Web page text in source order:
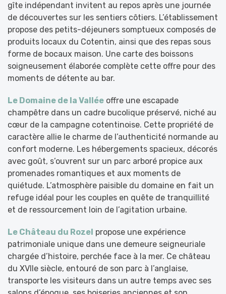
gîte indépendant invitent au repos après une journée
de découvertes sur les sentiers côtiers. L’établissement
propose des petits-déjeuners somptueux composés de
produits locaux du Cotentin, ainsi que des repas sous
forme de bocaux maison. Une carte des boissons
soigneusement élaborée complète cette offre pour des
moments de détente au bar.
Le Domaine de la Vallée offre une escapade
champêtre dans un cadre bucolique préservé, niché au
cœur de la campagne cotentinoise. Cette propriété de
caractère allie le charme de l’authenticité normande au
confort moderne. Les hébergements spacieux, décorés
avec goût, s’ouvrent sur un parc arboré propice aux
promenades romantiques et aux moments de
quiétude. L’atmosphère paisible du domaine en fait un
refuge idéal pour les couples en quête de tranquillité
et de ressourcement loin de l’agitation urbaine.
Le Château du Rozel propose une expérience
patrimoniale unique dans une demeure seigneuriale
chargée d’histoire, perchée face à la mer. Ce château
du XVIIe siècle, entouré de son parc à l’anglaise,
transporte les visiteurs dans un autre temps avec ses